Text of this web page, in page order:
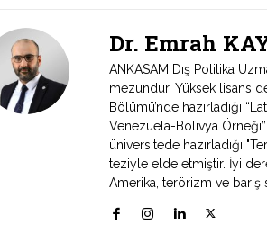
Dr. Emrah
ANKASAM Dış Politika
mezundur. Yüksek lisans
Bölümü’nde hazırladığı
Venezuela-Bolivya Örneği”
üniversitede hazırladığı
teziyle elde etmiştir. İyi
Amerika, terörizm ve barış